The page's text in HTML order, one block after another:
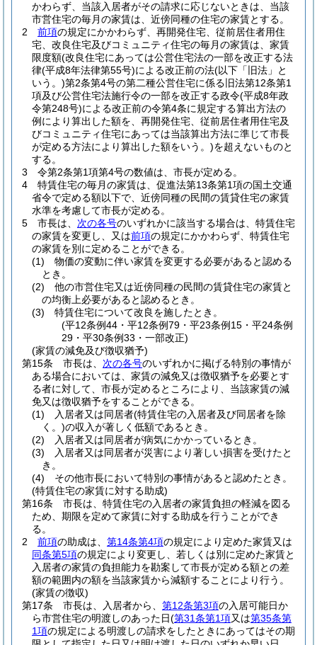
かわらず、当該入居者がその請求に応じないときは、当該
市営住宅の毎月の家賃は、近傍同種の住宅の家賃とする。
2
前項の規定にかかわらず、再開発住宅、従前居住者用住
宅、改良住宅及びコミュニティ住宅の毎月の家賃は、家賃
限度額(改良住宅にあっては公営住宅法の一部を改正する法
律(平成8年法律第55号)による改正前の法(以下「旧法」と
いう。)第2条第4号の第二種公営住宅に係る旧法第12条第1
項及び公営住宅法施行令の一部を改正する政令(平成8年政
令第248号)による改正前の令第4条に規定する算出方法の
例により算出した額を、再開発住宅、従前居住者用住宅及
びコミュニティ住宅にあっては当該算出方法に準じて市長
が定める方法により算出した額をいう。)を超えないものと
する。
3
令第2条第1項第4号の数値は、市長が定める。
4
特賃住宅の毎月の家賃は、促進法第13条第1項の国土交通
省令で定める額以下で、近傍同種の民間の賃貸住宅の家賃
水準を考慮して市長が定める。
5
市長は、 次の各号のいずれかに該当する場合は、特賃住宅
の家賃を変更し、又は前項の規定にかかわらず、特賃住宅
の家賃を別に定めることができる。
(1)
物価の変動に伴い家賃を変更する必要があると認める
とき。
(2)
他の市営住宅又は近傍同種の民間の賃貸住宅の家賃と
の均衡上必要があると認めるとき。
(3)
特賃住宅について改良を施したとき。
(平12条例44・平12条例79・平23条例15・平24条例
29・平30条例33・一部改正)
(家賃の減免及び徴収猶予)
第15条
市長は、 次の各号のいずれかに掲げる特別の事情が
ある場合においては、家賃の減免又は徴収猶予を必要とす
る者に対して、市長が定めるところにより、当該家賃の減
免又は徴収猶予をすることができる。
(1)
入居者又は同居者(特賃住宅の入居者及び同居者を除
く。)の収入が著しく低額であるとき。
(2)
入居者又は同居者が病気にかかっているとき。
(3)
入居者又は同居者が災害により著しい損害を受けたと
き。
(4)
その他市長において特別の事情があると認めたとき。
(特賃住宅の家賃に対する助成)
第16条
市長は、特賃住宅の入居者の家賃負担の軽減を図る
ため、期限を定めて家賃に対する助成を行うことができ
る。
2
前項の助成は、 第14条第4項の規定により定めた家賃又は
同条第5項の規定により変更し、若しくは別に定めた家賃と
入居者の家賃の負担能力を勘案して市長が定める額との差
額の範囲内の額を当該家賃から減額することにより行う。
(家賃の徴収)
第17条
市長は、入居者から、 第12条第3項の入居可能日か
ら市営住宅の明渡しのあった日(第31条第1項又は第35条第
1項の規定による明渡しの請求をしたときにあってはその期